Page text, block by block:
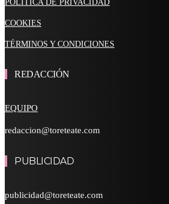
POLÍTICA DE PRIVACIDAD
COOKIES
TÉRMINOS Y CONDICIONES
REDACCIÓN
EQUIPO
redaccion@toreteate.com
PUBLICIDAD
publicidad@toreteate.com